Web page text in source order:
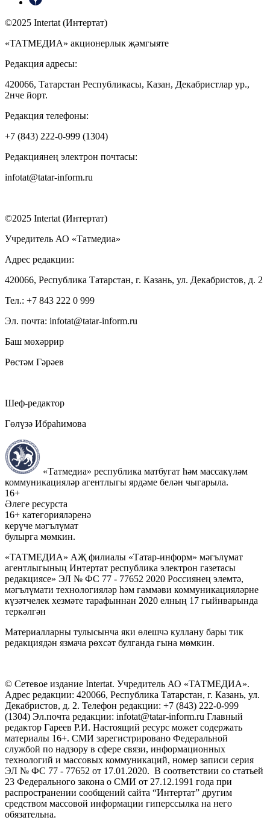
©2025 Intertat (Интертат)
«ТАТМЕДИА» акционерлык җәмгыяте
Редакция адресы:
420066, Татарстан Республикасы, Казан, Декабристлар ур.,
2нче йорт.
Редакция телефоны:
+7 (843) 222-0-999 (1304)
Редакциянең электрон почтасы:
infotat@tatar-inform.ru
©2025 Intertat (Интертат)
Учредитель АО «Татмедиа»
Адрес редакции:
420066, Республика Татарстан, г. Казань, ул. Декабристов, д. 2
Тел.: +7 843 222 0 999
Эл. почта: infotat@tatar-inform.ru
Баш мөхәррир
Рөстәм Гәрәев
Шеф-редактор
Гөлүзә Ибраһимова
«Татмедиа» республика матбугат һәм массакүләм
коммуникацияләр агентлыгы ярдәме белән чыгарыла.
16+
Әлеге ресурста
16+ категорияләренә
керүче мәгълүмат
булырга мөмкин.
«ТАТМЕДИА» АҖ филиалы «Татар-информ» мәгълүмат
агентлыгының Интертат республика электрон газетасы
редакциясе» ЭЛ № ФС 77 - 77652 2020 Россиянең элемтә,
мәгълүмати технологияләр һәм гаммәви коммуникацияләрне
күзәтчелек хезмәте тарафыннан 2020 елның 17 гыйнварында
теркәлгән
Материалларны тулысынча яки өлешчә куллану бары тик
редакциядән язмача рөхсәт булганда гына мөмкин.
© Сетевое издание Intertat. Учредитель АО «ТАТМЕДИА».
Адрес редакции: 420066, Республика Татарстан, г. Казань, ул.
Декабристов, д. 2. Телефон редакции: +7 (843) 222-0-999
(1304) Эл.почта редакции: infotat@tatar-inform.ru Главный
редактор Гареев Р.И. Настоящий ресурс может содержать
материалы 16+. СМИ зарегистрировано Федеральной
службой по надзору в сфере связи, информационных
технологий и массовых коммуникаций, номер записи серия
ЭЛ № ФС 77 - 77652 от 17.01.2020. В соответствии со статьей
23 Федерального закона о СМИ от 27.12.1991 года при
распространении сообщений сайта “Интертат” другим
средством массовой информации гиперссылка на него
обязательна.